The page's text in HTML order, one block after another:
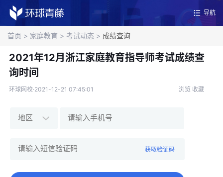
导航
首页 > 家庭教育 > 考试动态 > 成绩查询
2021年12月浙江家庭教育指导师考试成绩查
询时间
环球网校·2021-12-21 07:45:01 浏览 收藏
获取验证码